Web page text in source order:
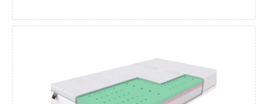
od
360 zł
do
8